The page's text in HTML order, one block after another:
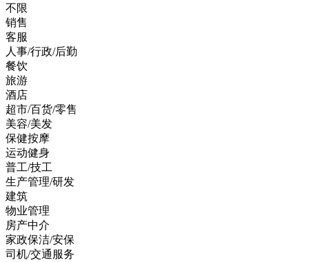
不限
销售
客服
人事/行政/后勤
餐饮
旅游
酒店
超市/百货/零售
美容/美发
保健按摩
运动健身
普工/技工
生产管理/研发
建筑
物业管理
房产中介
家政保洁/安保
司机/交通服务